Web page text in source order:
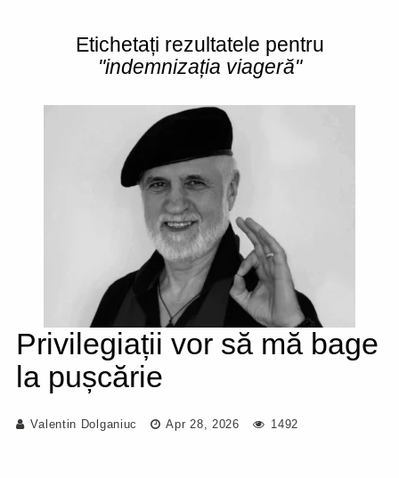
Etichetați rezultatele pentru
"indemnizația viageră"
Privilegiații vor să mă bage
la pușcărie
Valentin Dolganiuc Apr 28, 2026 1492